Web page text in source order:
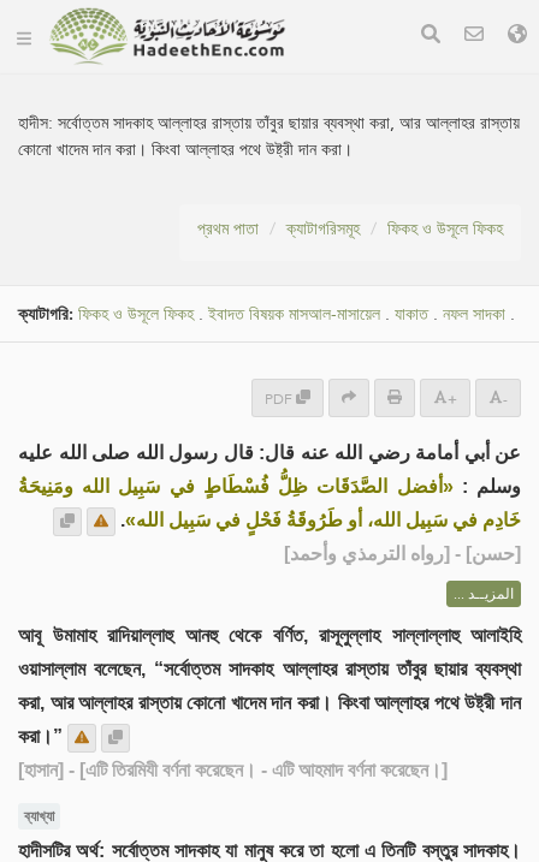
হাদীস:সর্বোত্তম সাদকাহ আল্লাহর রাস্তায় তাঁবুর ছায়ার ব্যবস্থা করা, আর আল্লাহর রাস্তায়
কোনো খাদেম দান করা। কিংবা আল্লাহর পথে উষ্ট্রী দান করা।
প্রথম পাতা ক্যাটাগরিসমূহ ফিকহ ও উসূলে ফিকহ
ক্যাটাগরি: ফিকহ ও উসূলে ফিকহ. ইবাদত বিষয়ক মাসআল-মাসায়েল . যাকাত. নফল সাদকা .
PDF + -
عن أبي أمامة رضي الله عنه قال: قال رسول الله صلى الله عليه
وسلم :«أفضل الصَّدَقَات ظِلُّ فُسْطَاطٍ في سَبِيل الله ومَنِيحَةُ
خَادِم في سَبِيل الله، أو طَرُوقَةُ فَحْلٍ في سَبِيل الله».
[حسن] - [رواه الترمذي وأحمد]
المزيــد ...
আবূ উমামাহ রাদিয়াল্লাহু আনহু থেকে বর্ণিত, রাসূলুল্লাহ সাল্লাল্লাহু আলাইহি
ওয়াসাল্লাম বলেছেন, “সর্বোত্তম সাদকাহ আল্লাহর রাস্তায় তাঁবুর ছায়ার ব্যবস্থা
করা, আর আল্লাহর রাস্তায় কোনো খাদেম দান করা। কিংবা আল্লাহর পথে উষ্ট্রী দান
করা।”
[হাসান] - [এটি তিরমিযী বর্ণনা করেছেন। - এটি আহমাদ বর্ণনা করেছেন।]
ব্যাখ্যা
হাদীসটির অর্থ: সর্বোত্তম সাদকাহ যা মানুষ করে তা হলো এ তিনটি বস্তুর সাদকাহ।